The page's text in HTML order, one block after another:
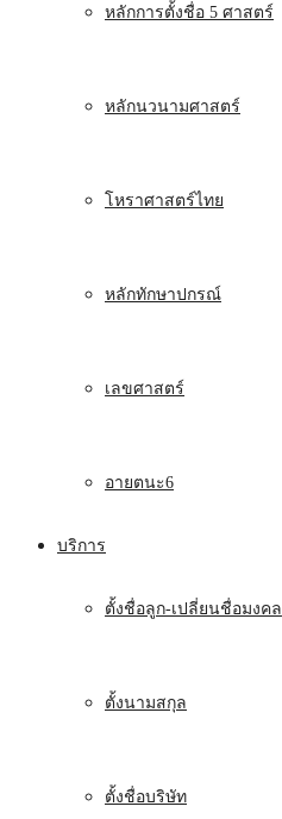
หลักการตั้งชื่อ 5 ศาสตร์
หลักนวนามศาสตร์
โหราศาสตร์ไทย
หลักทักษาปกรณ์
เลขศาสตร์
อายตนะ6
บริการ
ตั้งชื่อลูก-เปลี่ยนชื่อมงคล
ตั้งนามสกุล
ตั้งชื่อบริษัท